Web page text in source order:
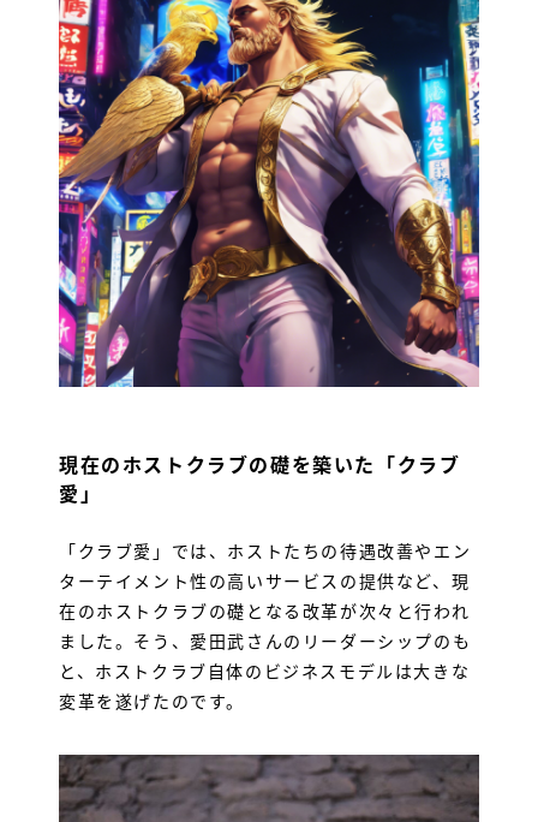
HOME
ランキング
店舗一覧
求人LINE
現在のホストクラブの礎を築いた「クラブ
愛」
「クラブ愛」では、ホストたちの待遇改善やエン
ターテイメント性の高いサービスの提供など、現
在のホストクラブの礎となる改革が次々と行われ
ました。そう、愛田武さんのリーダーシップのも
と、ホストクラブ自体のビジネスモデルは大きな
変革を遂げたのです。